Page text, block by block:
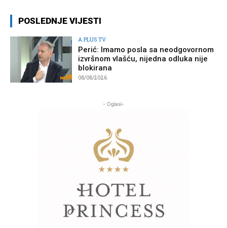
POSLEDNJE VIJESTI
A PLUS TV
Perić: Imamo posla sa neodgovornom
izvršnom vlašću, nijedna odluka nije
blokirana
08/08/2026
- Oglasi-